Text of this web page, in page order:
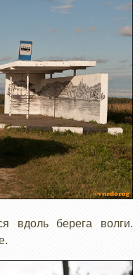
вдоль берега волги.